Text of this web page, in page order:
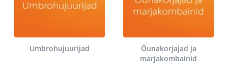
Umbrohujuurijad
Õunakorjajad ja
marjakombainid